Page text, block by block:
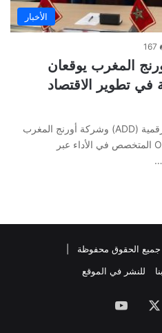
الأخبار
167
المغرب يوقعان
في تطوير الاقتصاد
توقع اليوم، كل من وكالة التنمية الرقمية (ADD) وشركة أورنج المغرب
بالاضافة إلى فرعها Orange Money المتخصص في الأداء عبر
للنشر في الموقع